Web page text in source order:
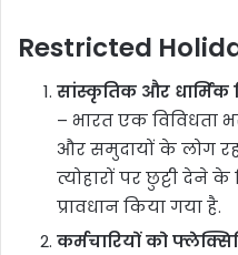
Restricted
सांस्कृतिक और धार्मिक
– भारत एक विविधता
और समुदायों के लोग
त्योहारों पर छुट्टी देने
प्रावधान किया गया है.
कर्मचारियों को